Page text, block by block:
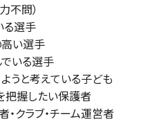
不問）
る選手
い選手
いる選手
うと考えている子ども
把握したい保護者
クラブ・チーム運営者